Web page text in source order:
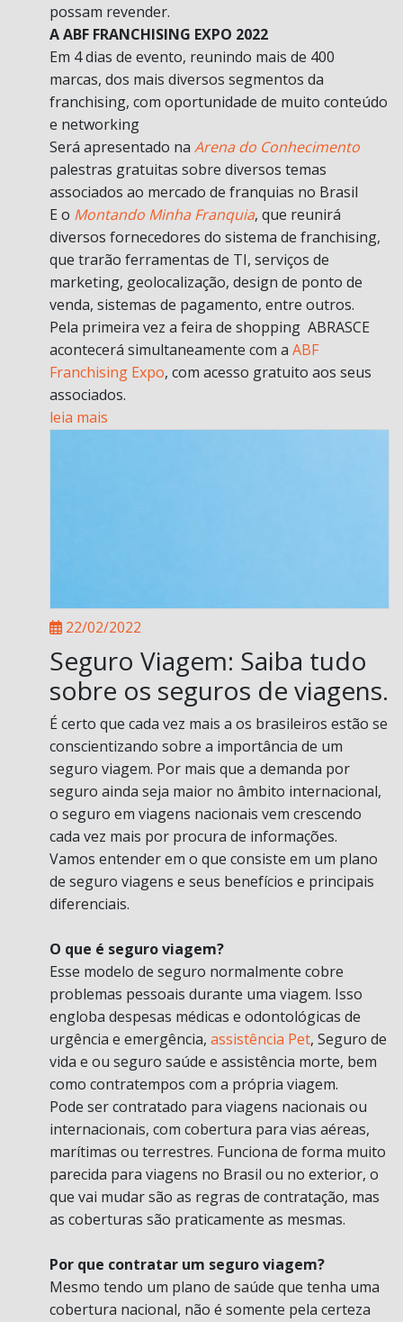
possam revender.
A ABF FRANCHISING EXPO 2022
Em 4 dias de evento, reunindo mais de 400
marcas, dos mais diversos segmentos da
franchising, com oportunidade de muito conteúdo
e networking
Será apresentado na Arena do Conhecimento
palestras gratuitas sobre diversos temas
associados ao mercado de franquias no Brasil
E o Montando Minha Franquia, que reunirá
diversos fornecedores do sistema de franchising,
que trarão ferramentas de TI, serviços de
marketing, geolocalização, design de ponto de
venda, sistemas de pagamento, entre outros.
Pela primeira vez a feira de shopping ABRASCE
acontecerá simultaneamente com a ABF
Franchising Expo, com acesso gratuito aos seus
associados.
leia mais
22/02/2022
Seguro Viagem: Saiba tudo
sobre os seguros de viagens.
É certo que cada vez mais a os brasileiros estão se
conscientizando sobre a importância de um
seguro viagem. Por mais que a demanda por
seguro ainda seja maior no âmbito internacional,
o seguro em viagens nacionais vem crescendo
cada vez mais por procura de informações.
Vamos entender em o que consiste em um plano
de seguro viagens e seus benefícios e principais
diferenciais.
O que é seguro viagem?
Esse modelo de seguro normalmente cobre
problemas pessoais durante uma viagem. Isso
engloba despesas médicas e odontológicas de
urgência e emergência, assistência Pet, Seguro de
vida e ou seguro saúde e assistência morte, bem
como contratempos com a própria viagem.
Pode ser contratado para viagens nacionais ou
internacionais, com cobertura para vias aéreas,
marítimas ou terrestres. Funciona de forma muito
parecida para viagens no Brasil ou no exterior, o
que vai mudar são as regras de contratação, mas
as coberturas são praticamente as mesmas.
Por que contratar um seguro viagem?
Mesmo tendo um plano de saúde que tenha uma
cobertura nacional, não é somente pela certeza